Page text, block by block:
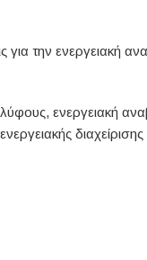
την ενεργειακή